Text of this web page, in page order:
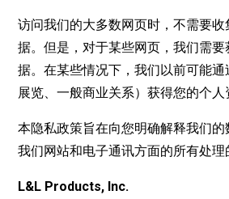
访问我们的大多数网页时，不需要
据。但是，对于某些网页，我们需
据。在某些情况下，我们以前可能
展览、一般商业关系）获得您的个人
本隐私政策旨在向您明确解释我们
我们网站和电子通讯方面的所有处理
L&L Products, Inc.